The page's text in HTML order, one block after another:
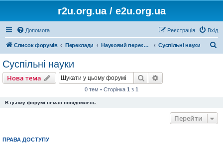
r2u.org.ua / e2u.org.ua
Допомога Вхід
Реєстрація
Список форумів Переклади Науковий переклад Суспільні науки
Суспільні науки
Нова тема Пошук
0 тем • Сторінка 1 з 1
В цьому форумі немає повідомлень.
Перейти
ПРАВА ДОСТУПУ